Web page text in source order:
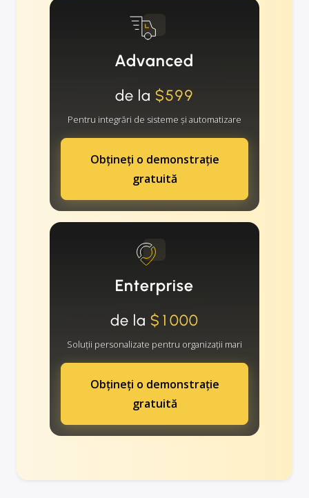
Advanced
de la $599
Pentru integrări de sisteme și automatizare
Obțineți o demonstrație
gratuită
Enterprise
de la $1000
Soluții personalizate pentru organizații mari
Obțineți o demonstrație
gratuită